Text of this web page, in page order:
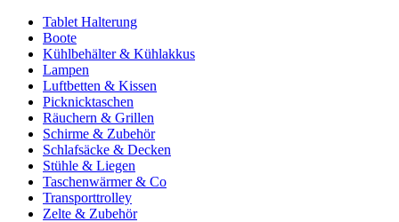
Tablet Halterung
Boote
Kühlbehälter & Kühlakkus
Lampen
Luftbetten & Kissen
Picknicktaschen
Räuchern & Grillen
Schirme & Zubehör
Schlafsäcke & Decken
Stühle & Liegen
Taschenwärmer & Co
Transporttrolley
Zelte & Zubehör